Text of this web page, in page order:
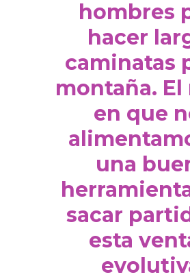
hombres
hacer
caminatas
montaña. El
en que
una
sacar
esta